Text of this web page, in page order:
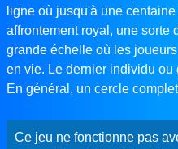
ligne où jusqu'à une
affrontement royal, une sorte
grande échelle où les
en vie. Le dernier individu
En général, un cercle
Ce jeu ne fonctionne pas